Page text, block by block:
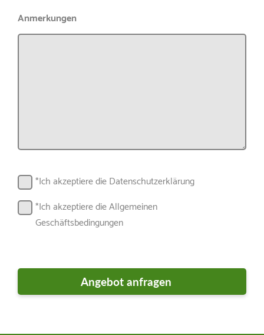
Anmerkungen
*Ich akzeptiere die Datenschutzerklärung
*Ich akzeptiere die Allgemeinen
Geschäftsbedingungen